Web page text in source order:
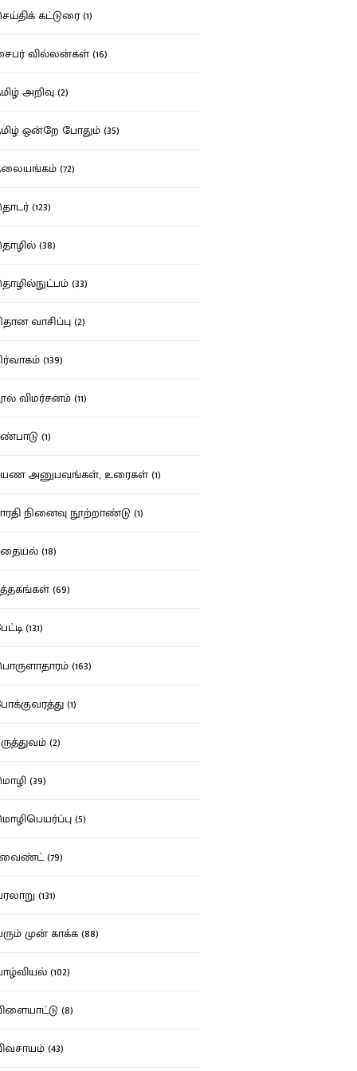
கட்டுரை (1)
வில்லன்கள் (16)
அறிவு (2)
ஒன்றே போதும் (35)
(72)
(123)
(38)
(33)
வாசிப்பு (2)
(139)
விமர்சனம் (11)
(1)
அனுபவங்கள், உரைகள் (1)
நினைவு நூற்றாண்டு (1)
(18)
(69)
(131)
(163)
(1)
(2)
(39)
(5)
(79)
(131)
முன் காக்க (88)
(102)
(8)
(43)